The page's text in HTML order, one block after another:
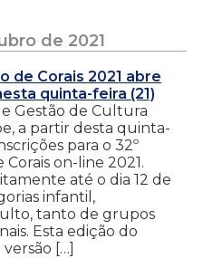
de 2021
de Corais 2021 abre
quinta-feira (21)
Gestão de Cultura
a partir desta quinta-
para o 32º
on-line 2021.
até o dia 12 de
infantil,
tanto de grupos
Esta edição do
[…]